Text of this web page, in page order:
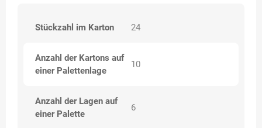
Stückzahl im Karton 24
Anzahl der Kartons auf
einer Palettenlage
10
Anzahl der Lagen auf
einer Palette
6